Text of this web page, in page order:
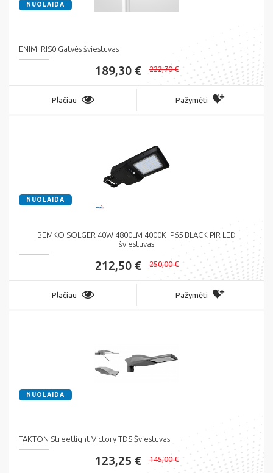
NUOLAIDA
ENIM IRIS0 Gatvės šviestuvas
189,30 € 222,70 €
Plačiau Pažymėti
NUOLAIDA
BEMKO SOLGER 40W 4800LM 4000K IP65 BLACK PIR LED
šviestuvas
212,50 € 250,00 €
Plačiau Pažymėti
NUOLAIDA
TAKTON Streetlight Victory TDS Šviestuvas
123,25 € 145,00 €